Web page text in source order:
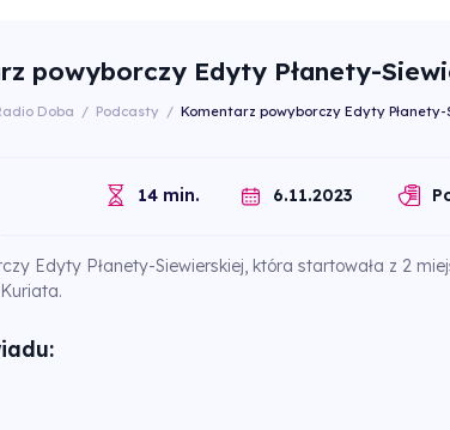
powyborczy Edyty Płanety-
Doba / Podcasty / Komentarz powyborczy Edyty Płanety-
14 min. 6.11.2023
Edyty Płanety-Siewierskiej, która startowała z 2